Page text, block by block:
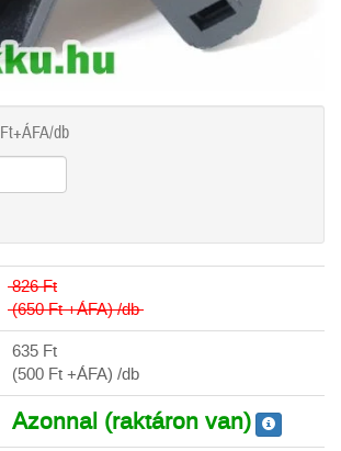
Ft+ÁFA/db
826Ft
(650Ft+ÁFA) /db
635 Ft
(500 Ft +ÁFA) /db
Azonnal (raktáron van)